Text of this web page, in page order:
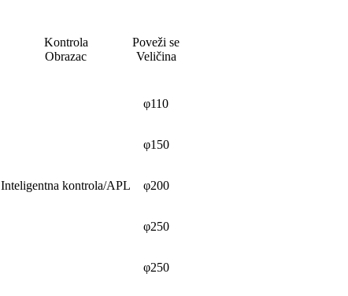
Kontrola
Obrazac
Poveži se
Veličina
Inteligentna kontrola/APL
φ110
φ150
φ200
φ250
φ250